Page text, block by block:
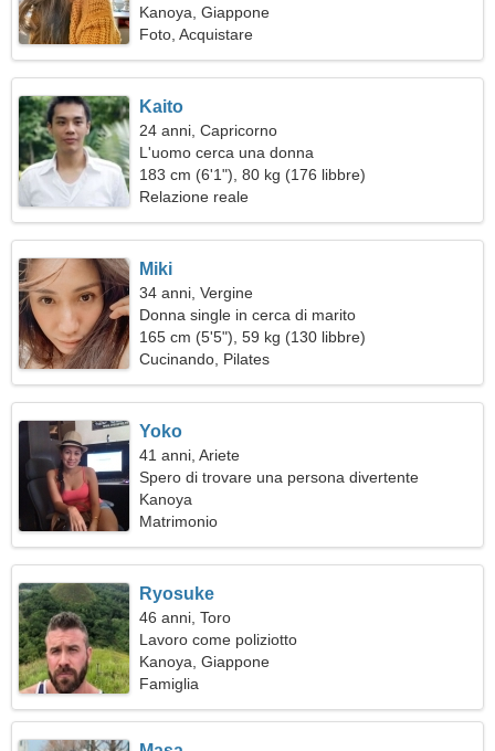
Kanoya, Giappone
Foto, Acquistare
Kaito
24 anni, Capricorno
L'uomo cerca una donna
183 cm (6'1"), 80 kg (176 libbre)
Relazione reale
Miki
34 anni, Vergine
Donna single in cerca di marito
165 cm (5'5"), 59 kg (130 libbre)
Cucinando, Pilates
Yoko
41 anni, Ariete
Spero di trovare una persona divertente
Kanoya
Matrimonio
Ryosuke
46 anni, Toro
Lavoro come poliziotto
Kanoya, Giappone
Famiglia